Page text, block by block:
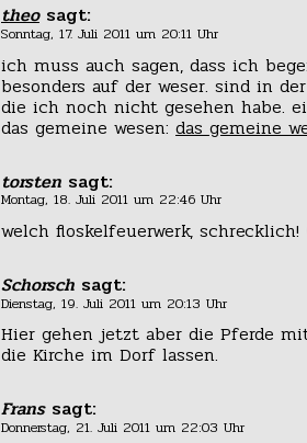
theo sagt:
Sonntag, 17. Juli 2011 um 20:11 Uhr
ich muss auch sagen, dass ich
besonders auf der weser. sind in
die ich noch nicht gesehen habe.
das gemeine wesen: das gemeine
torsten sagt:
Montag, 18. Juli 2011 um 22:46 Uhr
welch floskelfeuerwerk, schrecklich!
Schorsch sagt:
Dienstag, 19. Juli 2011 um 20:13 Uhr
Hier gehen jetzt aber die Pferde
die Kirche im Dorf lassen.
Frans sagt:
Donnerstag, 21. Juli 2011 um 22:03 Uhr